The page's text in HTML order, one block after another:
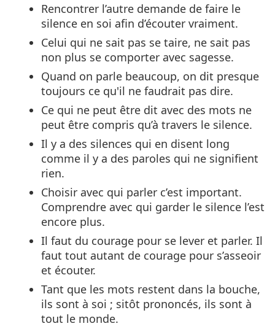
Rencontrer l’autre demande de faire le
silence en soi afin d’écouter vraiment.
Celui qui ne sait pas se taire, ne sait pas
non plus se comporter avec sagesse.
Quand on parle beaucoup, on dit presque
toujours ce qu'il ne faudrait pas dire.
Ce qui ne peut être dit avec des mots ne
peut être compris qu’à travers le silence.
Il y a des silences qui en disent long
comme il y a des paroles qui ne signifient
rien.
Choisir avec qui parler c’est important.
Comprendre avec qui garder le silence l’est
encore plus.
Il faut du courage pour se lever et parler. Il
faut tout autant de courage pour s’asseoir
et écouter.
Tant que les mots restent dans la bouche,
ils sont à soi ; sitôt prononcés, ils sont à
tout le monde.